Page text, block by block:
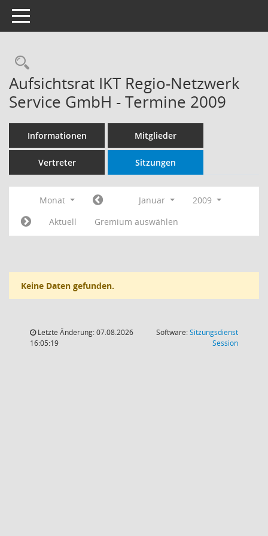
Toggle navigation
Rechercheauswahl
Aufsichtsrat IKT Regio-Netzwerk
Service GmbH - Termine 2009
Informationen Mitglieder
Vertreter Sitzungen
Monat Januar
2009
Aktuell
Gremium auswählen
Keine Daten gefunden.
Letzte Änderung: 07.08.2026
16:05:19
Software:Sitzungsdienst
Session(Wird in